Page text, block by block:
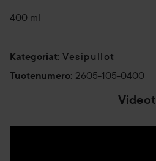
400 ml
Kategoriat: Vesipullot
Tuotenumero: 2605-105-0400
Videot